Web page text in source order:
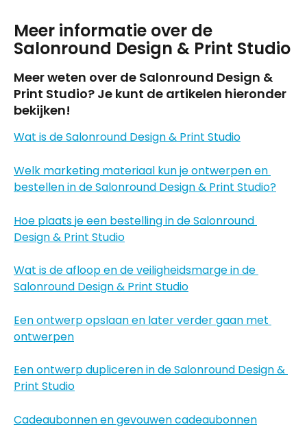
Meer informatie over de
Salonround Design & Print Studio
Meer weten over de Salonround Design &
Print Studio? Je kunt de artikelen hieronder
bekijken!
Wat is de Salonround Design & Print Studio
Welk marketing materiaal kun je ontwerpen en
bestellen in de Salonround Design & Print Studio?
Hoe plaats je een bestelling in de Salonround
Design & Print Studio
Wat is de afloop en de veiligheidsmarge in de
Salonround Design & Print Studio
Een ontwerp opslaan en later verder gaan met
ontwerpen
Een ontwerp dupliceren in de Salonround Design &
Print Studio
Cadeaubonnen en gevouwen cadeaubonnen